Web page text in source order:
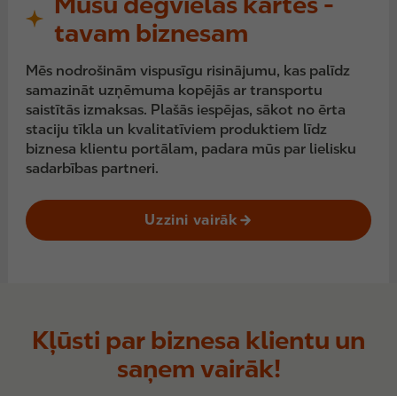
tavam biznesam
Mēs nodrošinām vispusīgu risinājumu, kas palīdz
samazināt uzņēmuma kopējās ar transportu
saistītās izmaksas. Plašās iespējas, sākot no ērta
staciju tīkla un kvalitatīviem produktiem līdz
biznesa klientu portālam, padara mūs par lielisku
sadarbības partneri.
Uzzini vairāk
Kļūsti par biznesa klientu un
saņem vairāk!